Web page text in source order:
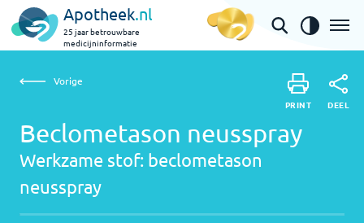
Apotheek.nl
25 jaar betrouwbare
medicijninformatie
Beclometason neusspray | beclometason neusspray
Vorige
Beclometason neusspray
Werkzame stof: beclometason
neusspray
PRINT DEEL